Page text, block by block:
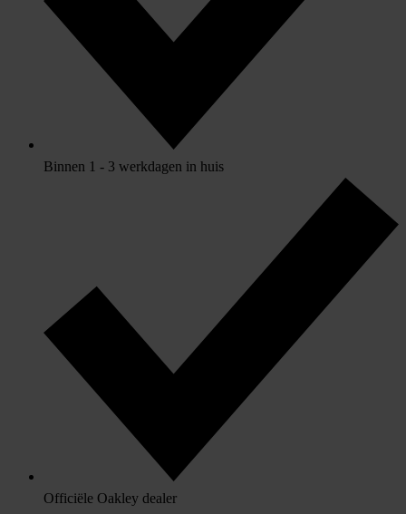
Binnen 1 - 3 werkdagen in huis
Officiële Oakley dealer